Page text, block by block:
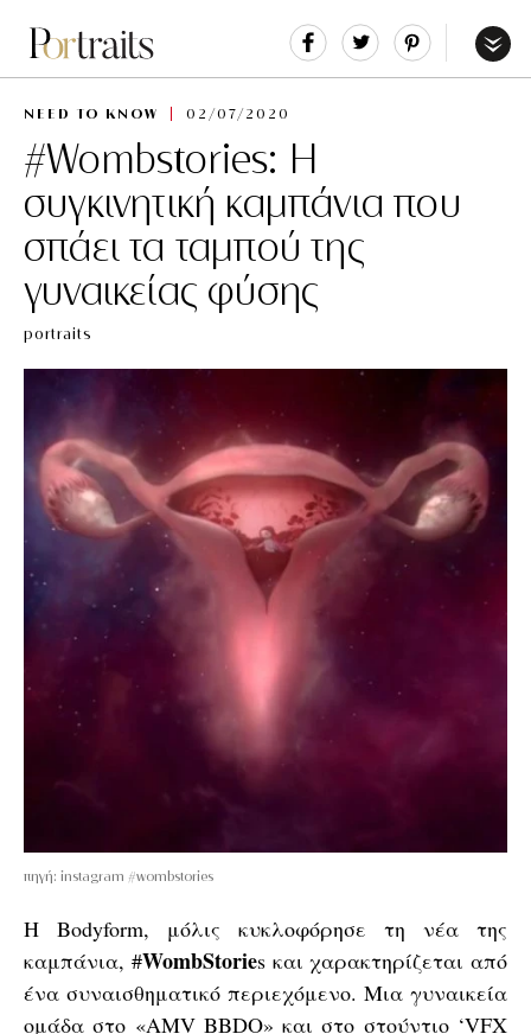
Share Tweet
NEED TO KNOW 02/07/2020
#Wombstories: Η
συγκινητική καμπάνια που
σπάει τα ταμπού της
γυναικείας φύσης
portraits
πηγή: instagram #wombstories
Η Bodyform, μόλις κυκλοφόρησε τη νέα της
καμπάνια, #WombStories και χαρακτηρίζεται από
ένα συναισθηματικό περιεχόμενο. Μια γυναικεία
ομάδα στο «AMV BBDO» και στο στούντιο ‘VFX